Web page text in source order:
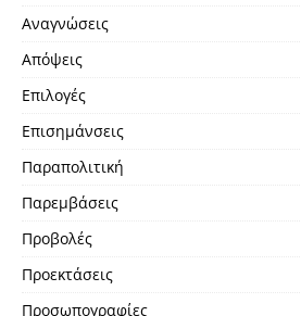
Αναγνώσεις
Απόψεις
Επιλογές
Επισημάνσεις
Παραπολιτική
Παρεμβάσεις
Προβολές
Προεκτάσεις
Προσωπογραφίες